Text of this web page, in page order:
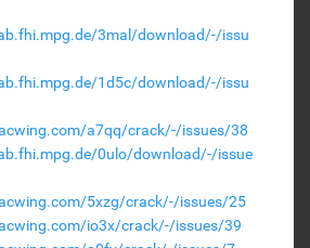
3mal/download/-/issu
1d5c/download/-/issu
a7qq/crack/-/issues/38
0ulo/download/-/issue
5xzg/crack/-/issues/25
io3x/crack/-/issues/39